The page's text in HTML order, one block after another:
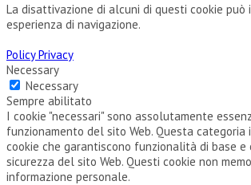
La disattivazione di alcuni di questi cookie
esperienza di navigazione.
Policy Privacy
Necessary
Necessary
Sempre abilitato
I cookie "necessari" sono assolutamente
funzionamento del sito Web. Questa categoria
cookie che garantiscono funzionalità di base
sicurezza del sito Web. Questi cookie non
informazione personale.